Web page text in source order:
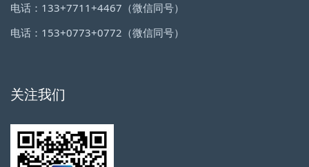
电话：133+7711+4467（微信同号）
电话：153+0773+0772（微信同号）
关注我们